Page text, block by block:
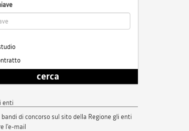
cerca
enti
di concorso sul sito della Regione gli enti
l'e-mail